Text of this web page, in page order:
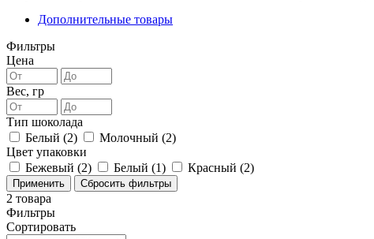
Дополнительные товары
Фильтры
Цена
Вес, гр
Тип шоколада
Белый (2) Молочный (2)
Цвет упаковки
Бежевый (2) Белый (1) Красный (2)
2 товара
Фильтры
Сортировать